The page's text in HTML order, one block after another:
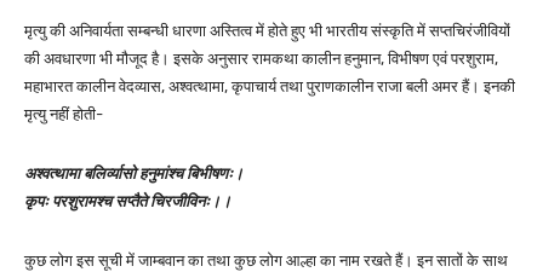
मृत्यु की अनिवार्यता सम्बन्धी धारणा अस्तित्व में होते हुए भी भारतीय संस्कृति में सप्तचिरंजीवियों
की अवधारणा भी मौजूद है। इसके अनुसार रामकथा कालीन हनुमान, विभीषण एवं परशुराम,
महाभारत कालीन वेदव्यास, अश्वत्थामा, कृपाचार्य तथा पुराणकालीन राजा बली अमर हैं। इनकी
मृत्यु नहीं होती-
अश्वत्थामा बलिर्व्यासो हनुमांश्च बिभीषणः।
कृपः परशुरामश्च सप्तैते चिरजीविनः।।
कुछ लोग इस सूची में जाम्बवान का तथा कुछ लोग आल्हा का नाम रखते हैं। इन सातों के साथ